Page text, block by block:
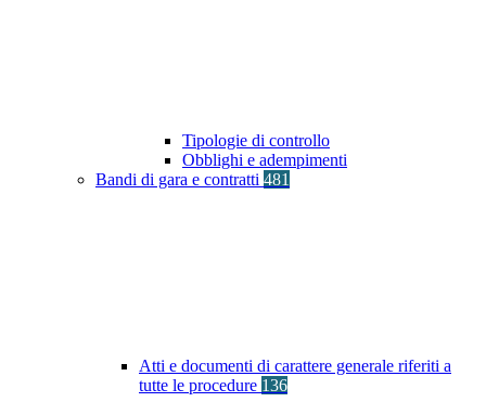
Tipologie di controllo
Obblighi e adempimenti
Bandi di gara e contratti 481
Atti e documenti di carattere generale riferiti a
tutte le procedure 136